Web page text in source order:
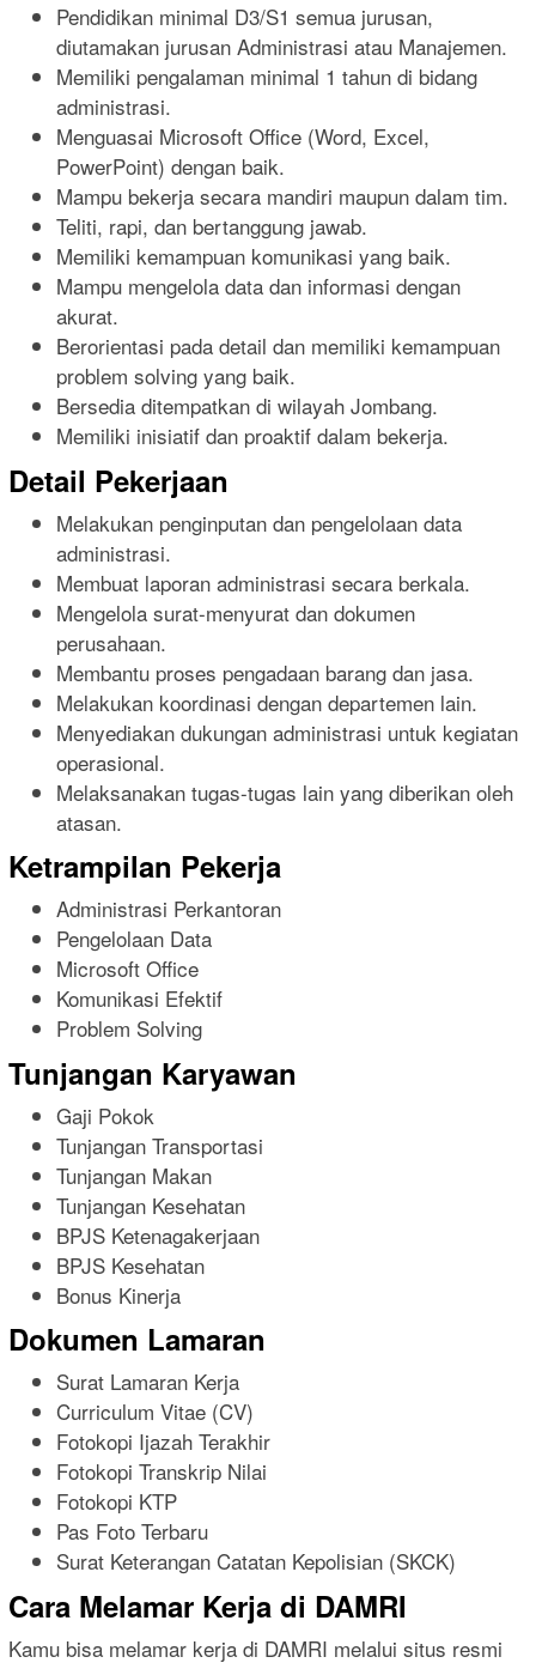
Pendidikan minimal D3/S1 semua jurusan,
diutamakan jurusan Administrasi atau Manajemen.
Memiliki pengalaman minimal 1 tahun di bidang
administrasi.
Menguasai Microsoft Office (Word, Excel,
PowerPoint) dengan baik.
Mampu bekerja secara mandiri maupun dalam tim.
Teliti, rapi, dan bertanggung jawab.
Memiliki kemampuan komunikasi yang baik.
Mampu mengelola data dan informasi dengan
akurat.
Berorientasi pada detail dan memiliki kemampuan
problem solving yang baik.
Bersedia ditempatkan di wilayah Jombang.
Memiliki inisiatif dan proaktif dalam bekerja.
Detail Pekerjaan
Melakukan penginputan dan pengelolaan data
administrasi.
Membuat laporan administrasi secara berkala.
Mengelola surat-menyurat dan dokumen
perusahaan.
Membantu proses pengadaan barang dan jasa.
Melakukan koordinasi dengan departemen lain.
Menyediakan dukungan administrasi untuk kegiatan
operasional.
Melaksanakan tugas-tugas lain yang diberikan oleh
atasan.
Ketrampilan Pekerja
Administrasi Perkantoran
Pengelolaan Data
Microsoft Office
Komunikasi Efektif
Problem Solving
Tunjangan Karyawan
Gaji Pokok
Tunjangan Transportasi
Tunjangan Makan
Tunjangan Kesehatan
BPJS Ketenagakerjaan
BPJS Kesehatan
Bonus Kinerja
Dokumen Lamaran
Surat Lamaran Kerja
Curriculum Vitae (CV)
Fotokopi Ijazah Terakhir
Fotokopi Transkrip Nilai
Fotokopi KTP
Pas Foto Terbaru
Surat Keterangan Catatan Kepolisian (SKCK)
Cara Melamar Kerja di DAMRI
Kamu bisa melamar kerja di DAMRI melalui situs resmi